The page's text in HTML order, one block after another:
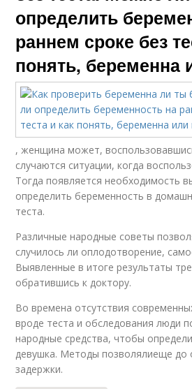
определить
раннем сроке без
понять, беременна
, женщина может,
случаются ситуации, когда
Тогда появляется необходимость
определить беременность в
теста.
Различные народные советы
случилось ли оплодотворение,
Выявленные в итоге результаты
обратившись к доктору.
Во времена отсутствия
вроде теста и обследования люди
народные средства, чтобы
девушка. Методы позволялиеще до
задержки.